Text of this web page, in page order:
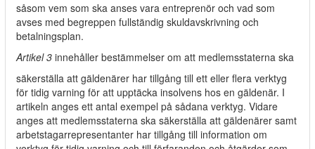
såsom vem som ska anses vara entreprenör och vad som
avses med begreppen fullständig skuldavskrivning och
betalningsplan.
Artikel 3 innehåller bestämmelser om att medlemsstaterna ska
säkerställa att gäldenärer har tillgång till ett eller flera verktyg
för tidig varning för att upptäcka insolvens hos en gäldenär. I
artikeln anges ett antal exempel på sådana verktyg. Vidare
anges att medlemsstaterna ska säkerställa att gäldenärer samt
arbetstagarrepresentanter har tillgång till information om